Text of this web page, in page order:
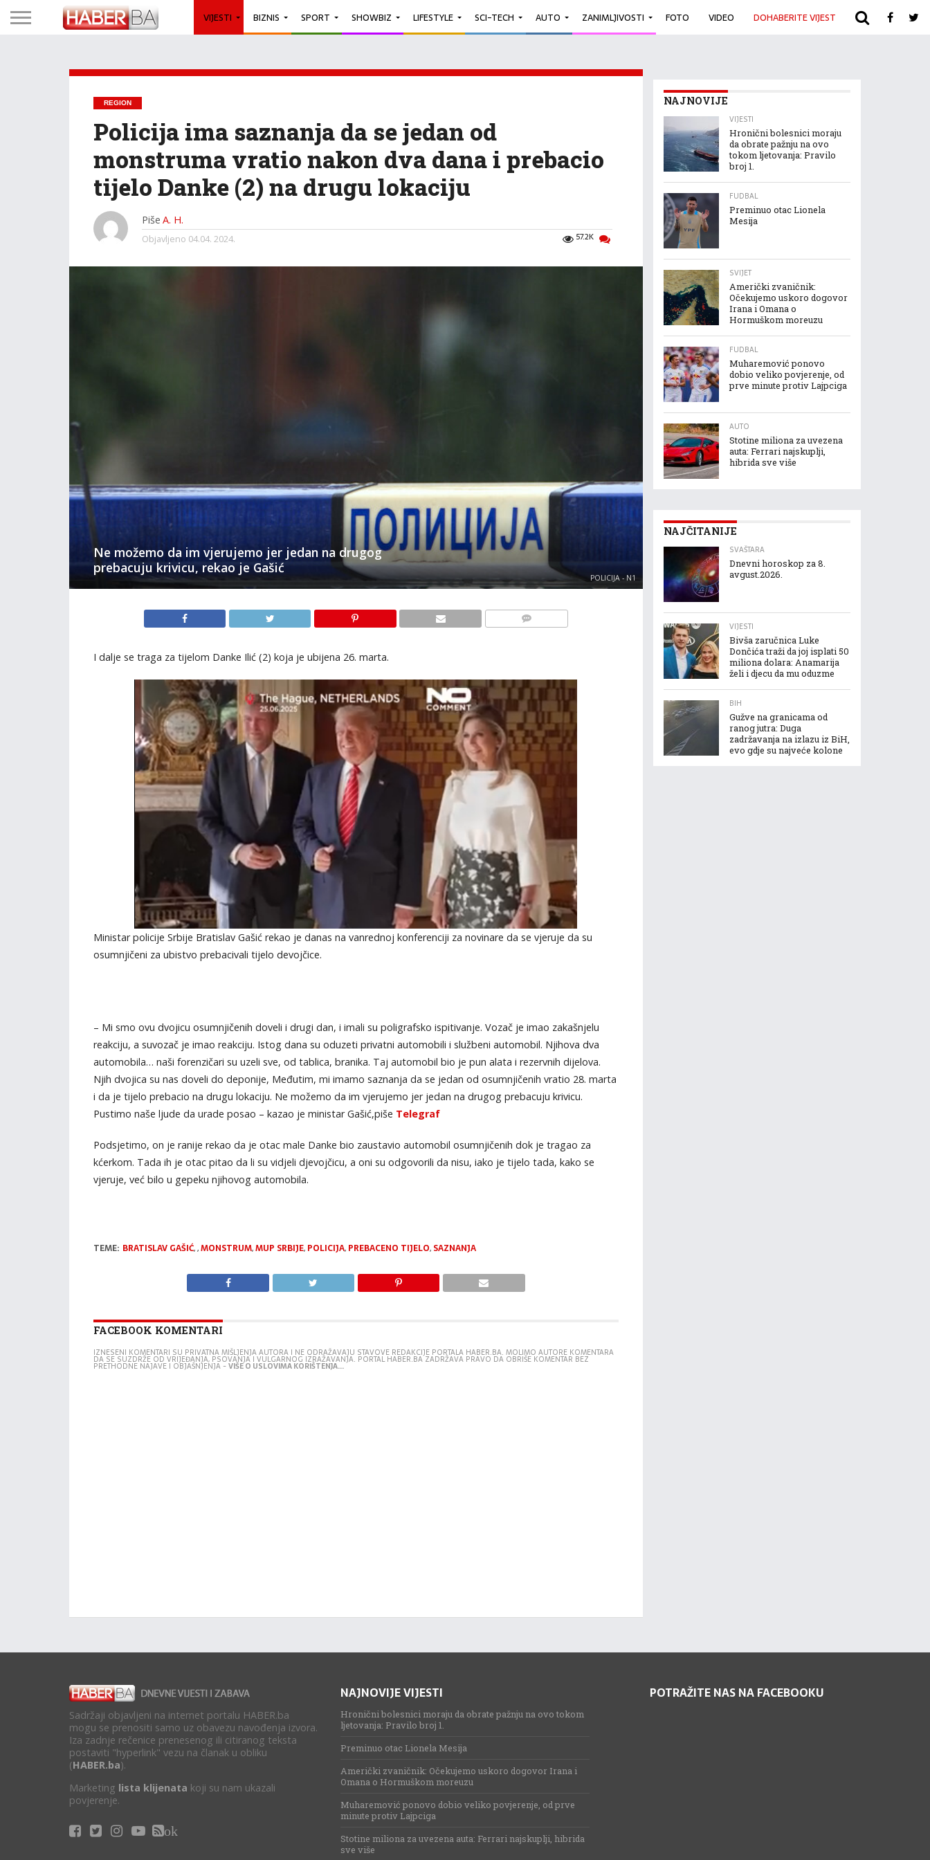
VIJESTI BIZNIS SPORT SHOWBIZ LIFESTYLE SCI-TECH AUTO ZANIMLJIVOSTI FOTO VIDEO DOHABERITE VIJEST ARHIVA
REGION
Policija ima saznanja da se jedan od
monstruma vratio nakon dva dana i prebacio
tijelo Danke (2) na drugu lokaciju
Piše A. H.
57.2K
Objavljeno 04.04. 2024.
Ne možemo da im vjerujemo jer jedan na drugog
prebacuju krivicu, rekao je Gašić
POLICIJA - N1
I dalje se traga za tijelom Danke Ilić (2) koja je ubijena 26. marta.
Ministar policije Srbije Bratislav Gašić rekao je danas na vanrednoj konferenciji za novinare da se vjeruje da su
osumnjičeni za ubistvo prebacivali tijelo devojčice.
– Mi smo ovu dvojicu osumnjičenih doveli i drugi dan, i imali su poligrafsko ispitivanje. Vozač je imao zakašnjelu
reakciju, a suvozač je imao reakciju. Istog dana su oduzeti privatni automobili i službeni automobil. Njihova dva
automobila… naši forenzičari su uzeli sve, od tablica, branika. Taj automobil bio je pun alata i rezervnih dijelova.
Njih dvojica su nas doveli do deponije, Međutim, mi imamo saznanja da se jedan od osumnjičenih vratio 28. marta
i da je tijelo prebacio na drugu lokaciju. Ne možemo da im vjerujemo jer jedan na drugog prebacuju krivicu.
Pustimo naše ljude da urade posao – kazao je ministar Gašić,piše Telegraf
Podsjetimo, on je ranije rekao da je otac male Danke bio zaustavio automobil osumnjičenih dok je tragao za
kćerkom. Tada ih je otac pitao da li su vidjeli djevojčicu, a oni su odgovorili da nisu, iako je tijelo tada, kako se
vjeruje, već bilo u gepeku njihovog automobila.
TEME: BRATISLAV GAŠIĆ,,MONSTRUM,MUP SRBIJE, POLICIJA, PREBACENO TIJELO, SAZNANJA
FACEBOOK KOMENTARI
IZNESENI KOMENTARI SU PRIVATNA MIŠLJENJA AUTORA I NE ODRAŽAVAJU STAVOVE REDAKCIJE PORTALA HABER.BA. MOLIMO AUTORE KOMENTARA
DA SE SUZDRŽE OD VRIJEĐANJA, PSOVANJA I VULGARNOG IZRAŽAVANJA. PORTAL HABER.BA ZADRŽAVA PRAVO DA OBRIŠE KOMENTAR BEZ
PRETHODNE NAJAVE I OBJAŠNJENJA -VIŠE O USLOVIMA KORIŠTENJA...
NAJNOVIJE
VIJESTI
Hronični bolesnici moraju
da obrate pažnju na ovo
tokom ljetovanja: Pravilo
broj 1.
FUDBAL
Preminuo otac Lionela
Mesija
SVIJET
Američki zvaničnik:
Očekujemo uskoro dogovor
Irana i Omana o
Hormuškom moreuzu
FUDBAL
Muharemović ponovo
dobio veliko povjerenje, od
prve minute protiv Lajpciga
AUTO
Stotine miliona za uvezena
auta: Ferrari najskuplji,
hibrida sve više
NAJČITANIJE
SVAŠTARA
Dnevni horoskop za 8.
avgust.2026.
VIJESTI
Bivša zaručnica Luke
Dončića traži da joj isplati 50
miliona dolara: Anamarija
želi i djecu da mu oduzme
BIH
Gužve na granicama od
ranog jutra: Duga
zadržavanja na izlazu iz BiH,
evo gdje su najveće kolone
Sadržaji objavljeni na internet portalu HABER.ba
mogu se prenositi samo uz obavezu navođenja izvora.
Iza zadnje rečenice prenesenog ili citiranog teksta
postaviti "hyperlink" vezu na članak u obliku
(HABER.ba).
Marketing lista klijenata koji su nam ukazali
povjerenje.
ok
NAJNOVIJE VIJESTI
Hronični bolesnici moraju da obrate pažnju na ovo tokom
ljetovanja: Pravilo broj 1.
Preminuo otac Lionela Mesija
Američki zvaničnik: Očekujemo uskoro dogovor Irana i
Omana o Hormuškom moreuzu
Muharemović ponovo dobio veliko povjerenje, od prve
minute protiv Lajpciga
Stotine miliona za uvezena auta: Ferrari najskuplji, hibrida
sve više
POTRAŽITE NAS NA FACEBOOKU